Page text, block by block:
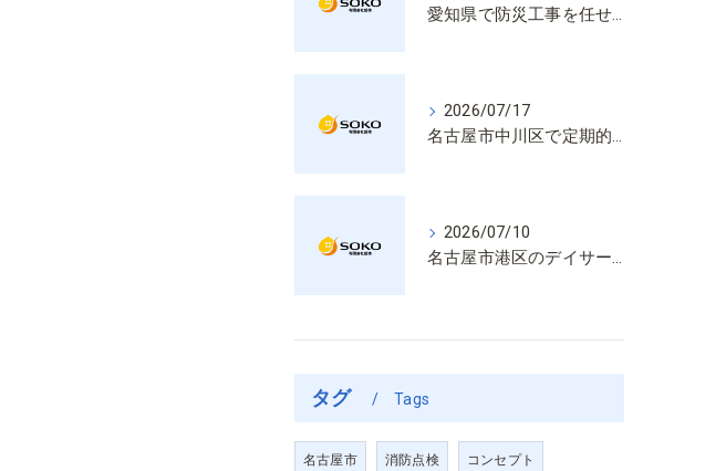
愛知県で防災工事を任せるなら経験と技術で安心を提供する老舗業者
2026/07/17
名古屋市中川区で定期的な消防設備点検や整備はいざという時の命を守る安心管理
2026/07/10
名古屋市港区のデイサービス消防設備点検は消火器具や誘導灯も丁寧に作業を進めます
タグ Tags
名古屋市 消防点検 コンセプト